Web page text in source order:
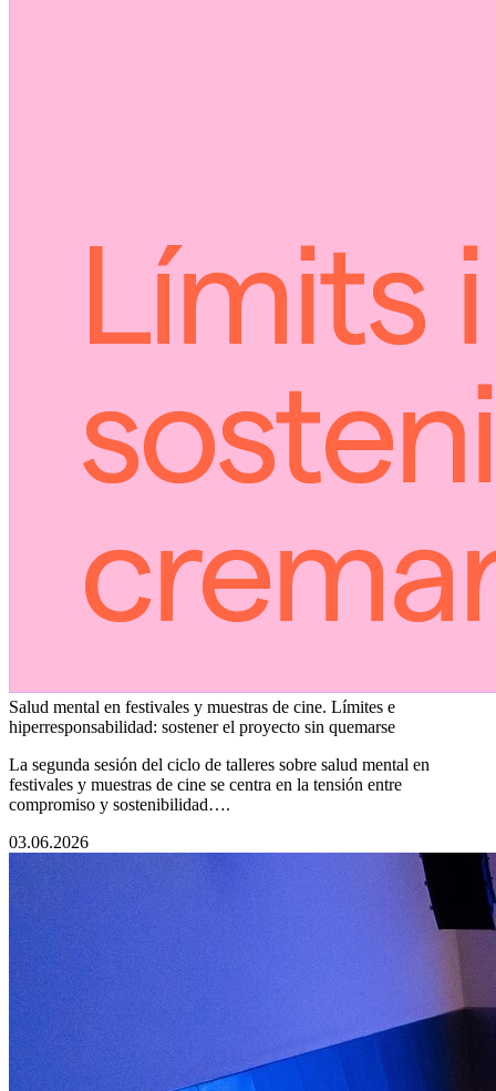
Salud mental en festivales y muestras de cine. Límites e
hiperresponsabilidad: sostener el proyecto sin quemarse
La segunda sesión del ciclo de talleres sobre salud mental en
festivales y muestras de cine se centra en la tensión entre
compromiso y sostenibilidad….
03.06.2026